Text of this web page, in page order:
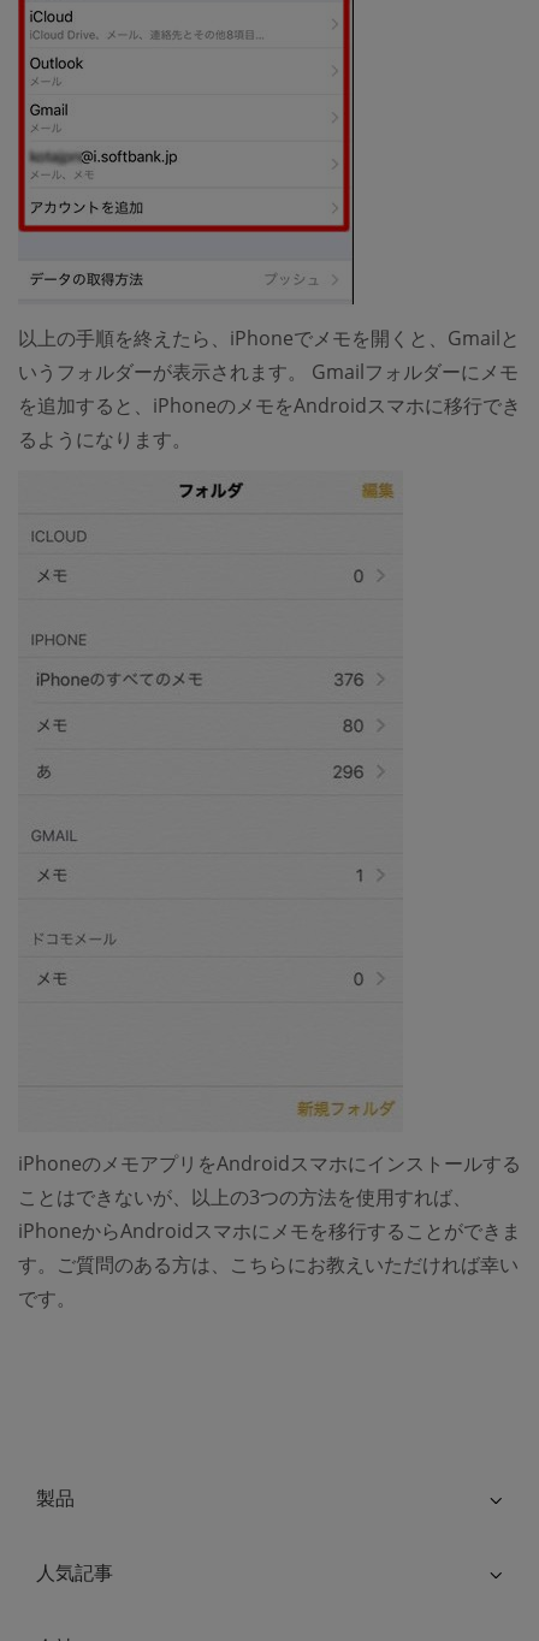
以上の手順を終えたら、iPhoneでメモを開くと、Gmailと
いうフォルダーが表示されます。 Gmailフォルダーにメモ
を追加すると、iPhoneのメモをAndroidスマホに移行でき
るようになります。
iPhoneのメモアプリをAndroidスマホにインストールする
ことはできないが、以上の3つの方法を使用すれば、
iPhoneからAndroidスマホにメモを移行することができま
す。ご質問のある方は、こちらにお教えいただければ幸い
です。
製品
人気記事